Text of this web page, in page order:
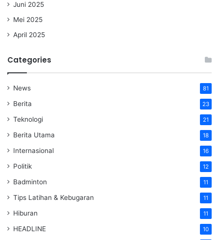
Juni 2025
Mei 2025
April 2025
Categories
News 81
Berita 23
Teknologi 21
Berita Utama 18
Internasional 16
Politik 12
Badminton 11
Tips Latihan & Kebugaran 11
Hiburan 11
HEADLINE 10